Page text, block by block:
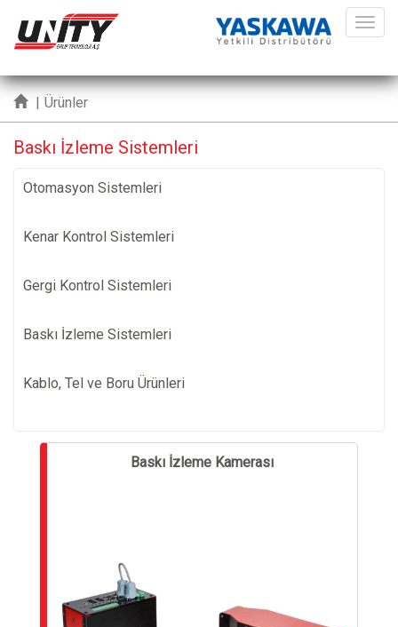
| Ürünler
Baskı İzleme Sistemleri
Otomasyon Sistemleri
Kenar Kontrol Sistemleri
Gergi Kontrol Sistemleri
Baskı İzleme Sistemleri
Kablo, Tel ve Boru Ürünleri
Baskı İzleme Kamerası